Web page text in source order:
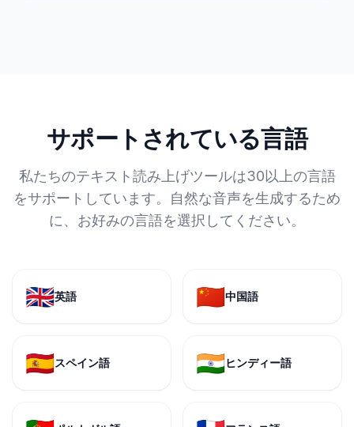
サポートされている言語
私たちのテキスト読み上げツールは30以上の言語
をサポートしています。自然な音声を生成するため
に、お好みの言語を選択してください。
🇬🇧英語 🇨🇳中国語
🇪🇸スペイン語 🇮🇳ヒンディー語